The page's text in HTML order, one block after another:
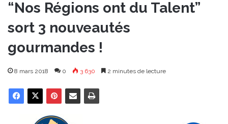
“Nos Régions ont du Talent”
sort 3 nouveautés
gourmandes !
8 mars 2018 0 3 630 2 minutes de lecture